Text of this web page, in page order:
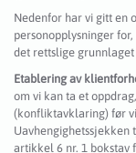
Nedenfor har vi gitt en
personopplysninger
det rettslige
Etablering av
om vi kan ta et
(konfliktavklaring) før
artikkel 6 nr. 1 bokstav